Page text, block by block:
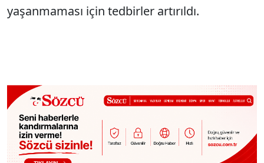
yaşanmaması için tedbirler artırıldı.